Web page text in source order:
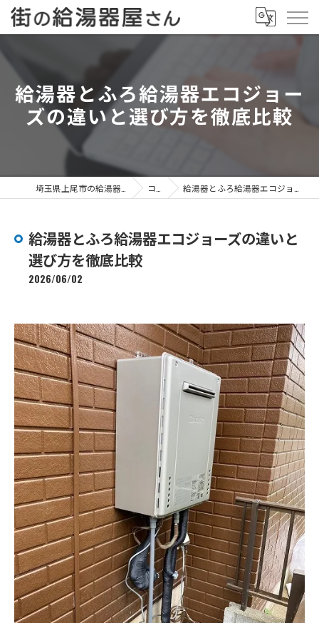
給湯器とふろ給湯器エコジョー
ズの違いと選び方を徹底比較
コラム 給湯器とふろ給湯器エコジョーズの違いと選び方を徹底比較
給湯器とふろ給湯器エコジョーズの違いと
選び方を徹底比較
2026/06/02